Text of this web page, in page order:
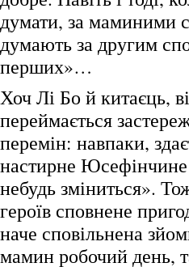
думати, за маминими
думають за другим
перших»…
Хоч Лі Бо й китаєць,
переймається
перемін: навпаки,
настирне
небудь зміниться».
героїв сповнене
наче сповільнена
мамин робочий день,